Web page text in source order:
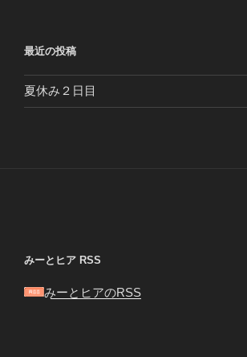
最近の投稿
夏休み２日目
みーとヒア RSS
みーとヒアのRSS